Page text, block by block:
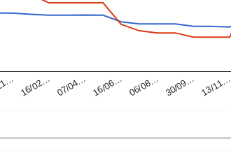
16/02… 07/04… 16/06… 06/08… 30/09… 13/11…